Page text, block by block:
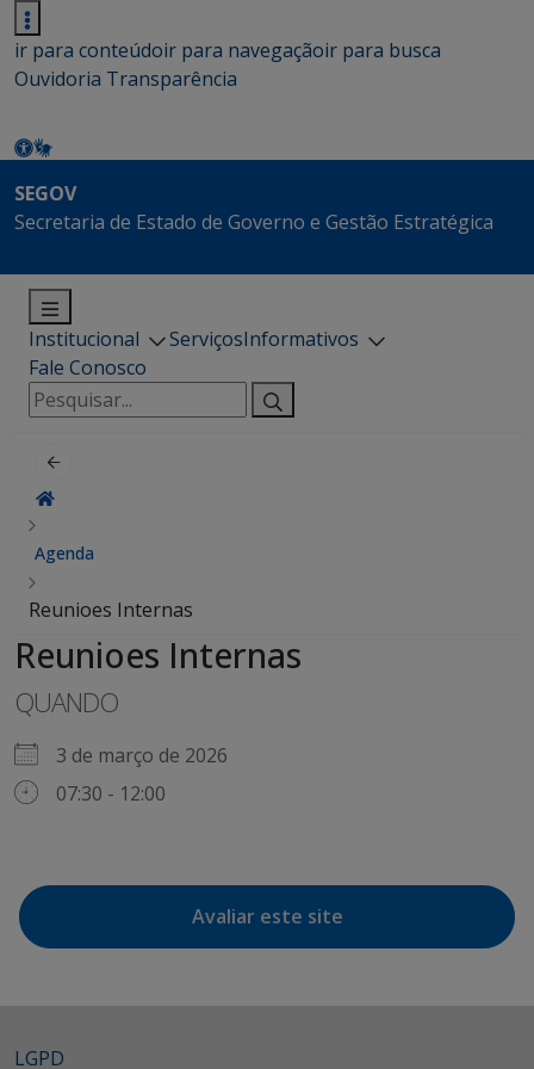
ir para conteúdoir para navegaçãoir para busca
Ouvidoria Transparência
SEGOV
Secretaria de Estado de Governo e Gestão Estratégica
Institucional ServiçosInformativos
Fale Conosco
Pesquisar
por:
Agenda
Reunioes Internas
Reunioes Internas
QUANDO
3 de março de 2026
07:30 - 12:00
Avaliar este site
LGPD